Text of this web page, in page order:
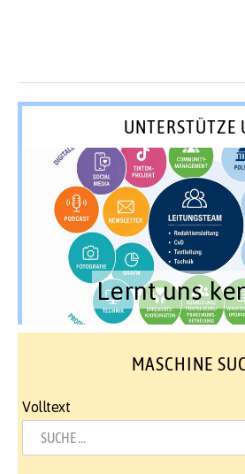
UNTERSTÜTZE
Lernt uns
MASCHINE
Volltext